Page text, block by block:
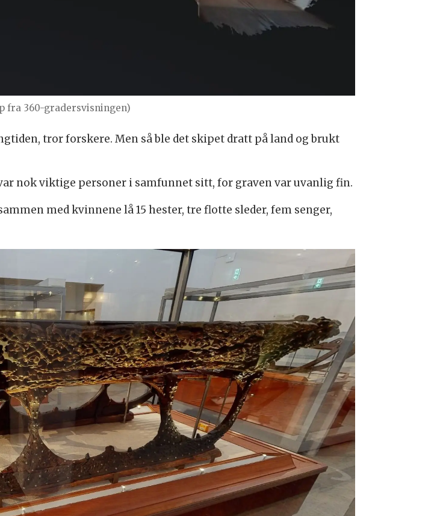
fra 360-gradersvisningen)
tror forskere. Men så ble det skipet dratt på land og brukt
nok viktige personer i samfunnet sitt, for graven var uvanlig fin.
med kvinnene lå 15 hester, tre flotte sleder, fem senger,